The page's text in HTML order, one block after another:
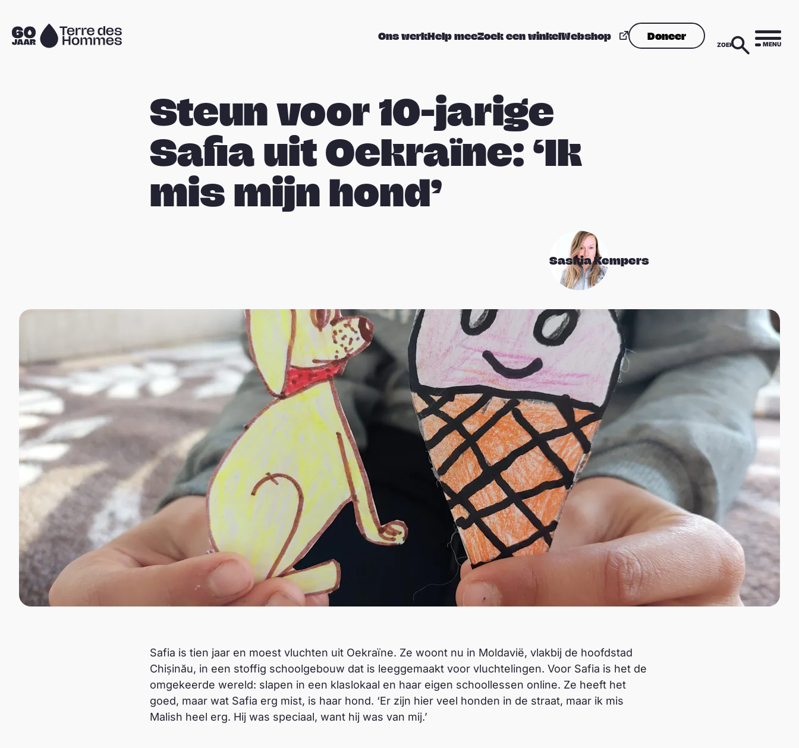
Sla navigatie over
Naar
Ons werkHelp meeZoek een winkelWebshop Doneer
ZOEK MENU
Steun voor 10-jarige
Safia uit Oekraïne: ‘Ik
mis mijn hond’
Saskia Kempers
Safia is tien jaar en moest vluchten uit Oekraïne. Ze woont nu in Moldavië, vlakbij de hoofdstad
Chișinău, in een stoffig schoolgebouw dat is leeggemaakt voor vluchtelingen. Voor Safia is het de
omgekeerde wereld: slapen in een klaslokaal en haar eigen schoollessen online. Ze heeft het
goed, maar wat Safia erg mist, is haar hond. ‘Er zijn hier veel honden in de straat, maar ik mis
Malish heel erg. Hij was speciaal, want hij was van mij.’